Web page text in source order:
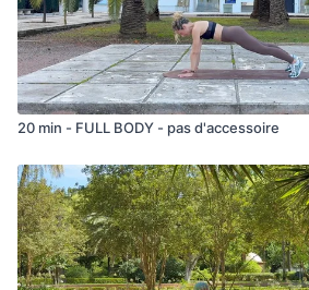
20 min - FULL BODY - pas d'accessoire